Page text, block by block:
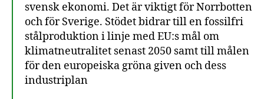
svensk ekonomi. Det är viktigt för Norrbotten
och för Sverige. Stödet bidrar till en fossilfri
stålproduktion i linje med EU:s mål om
klimatneutralitet senast 2050 samt till målen
för den europeiska gröna given och dess
industriplan